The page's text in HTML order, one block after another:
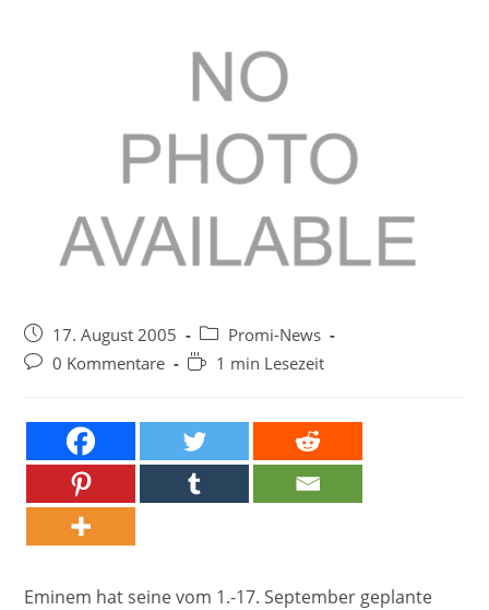
Beitrag
veröffentlicht:
17. August 2005
Beitrags-
Kategorie:
Promi-News
Beitrags-
0 Kommentare Lesedauer:
1 min Lesezeit
Eminem hat seine vom 1.-17. September geplante